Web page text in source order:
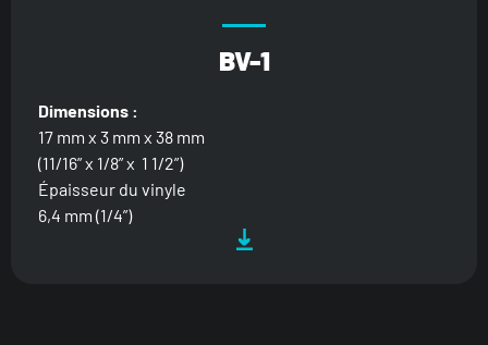
BV-1
Dimensions :
17 mm x 3 mm x 38 mm
(11/16” x 1/8” x 1 1/2”)
Épaisseur du vinyle
6,4 mm (1/4”)